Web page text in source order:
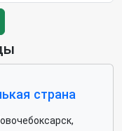
страна